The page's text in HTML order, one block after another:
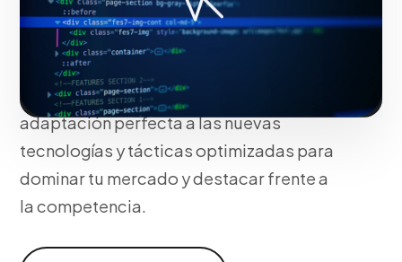
basándonos en la identidad única de tu
marca y en el comportamiento de tus
clientes ideales. Nuestro enfoque
asegura resultados medibles,
adaptación perfecta a las nuevas
tecnologías y tácticas optimizadas para
dominar tu mercado y destacar frente a
la competencia.